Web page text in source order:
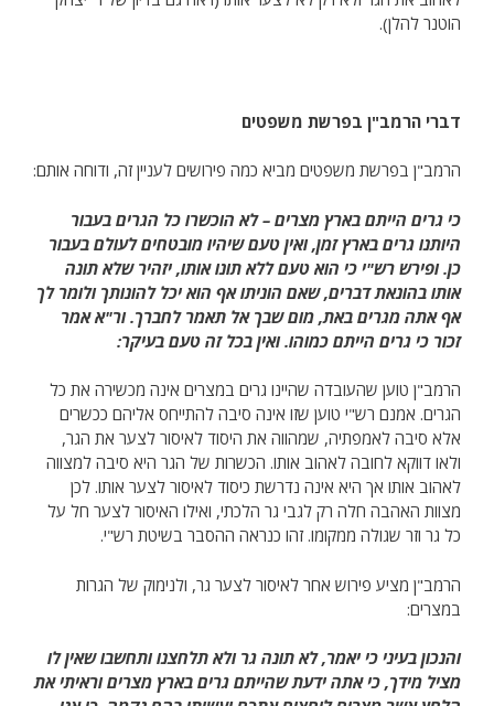
הוטנר להלן).
דברי הרמב"ן בפרשת משפטים
הרמב"ן בפרשת משפטים מביא כמה פירושים לעניין זה, ודוחה אותם:
כי גרים הייתם בארץ מצרים – לא הוכשרו כל הגרים בעבור
היותנו גרים בארץ זמן, ואין טעם שיהיו מובטחים לעולם בעבור
כן. ופירש רש"י כי הוא טעם ללא תונו אותו, יזהיר שלא תונה
אותו בהונאת דברים, שאם הוניתו אף הוא יכל להונותך ולומר לך
אף אתה מגרים באת, מום שבך אל תאמר לחברך. ור"א אמר
זכור כי גרים הייתם כמוהו. ואין בכל זה טעם בעיקר:
הרמב"ן טוען שהעובדה שהיינו גרים במצרים אינה מכשירה את כל
הגרים. אמנם רש"י טוען שזו אינה סיבה להתייחס אליהם ככשרים
אלא סיבה לאמפתיה, שמהווה את היסוד לאיסור לצער את הגר,
ולאו דווקא לחובה לאהוב אותו. הכשרות של הגר היא סיבה למצווה
לאהוב אותו אך היא אינה נדרשת כיסוד לאיסור לצער אותו. לכן
מצוות האהבה חלה רק לגבי גר הלכתי, ואילו האיסור לצער חל על
כל גר וזר שגולה ממקומו. זהו כנראה ההסבר בשיטת רש"י.
הרמב"ן מציע פירוש אחר לאיסור לצער גר, ולנימוק של הגרות
במצרים:
והנכון בעיני כי יאמר, לא תונה גר ולא תלחצנו ותחשבו שאין לו
מציל מידך, כי אתה ידעת שהייתם גרים בארץ מצרים וראיתי את